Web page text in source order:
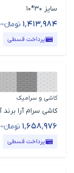
سایز 30*10
۱٬۴۱۳٬۹۸۴ تومانء
قیمت محصول
پرداخت قسطی
کاشی و سرامیک
کاشی سرام آرا برند
۱٬۶۵۸٬۹۷۶ تومانء
قیمت محصول
پرداخت قسطی